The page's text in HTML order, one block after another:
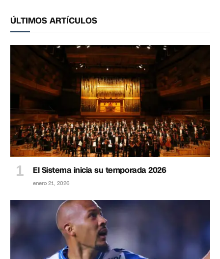
ÚLTIMOS ARTÍCULOS
El Sistema inicia su temporada 2026
enero 21, 2026